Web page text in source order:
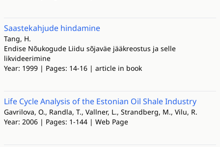
Saastekahjude hindamine
Tang, H.
Endise Nõukogude Liidu sõjaväe jääkreostus ja selle
likvideerimine
Year: 1999 | Pages: 14-16 | article in book
Life Cycle Analysis of the Estonian Oil Shale Industry
Gavrilova, O., Randla, T., Vallner, L., Strandberg, M., Vilu, R.
Year: 2006 | Pages: 1-144 | Web Page